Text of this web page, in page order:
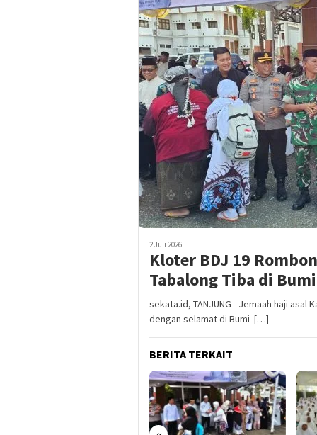
2 Juli 2026
Kloter BDJ 19
Tabalong Tiba di
sekata.id, TANJUNG - Jemaah haji asal
dengan selamat di Bumi […]
BERITA TERKAIT